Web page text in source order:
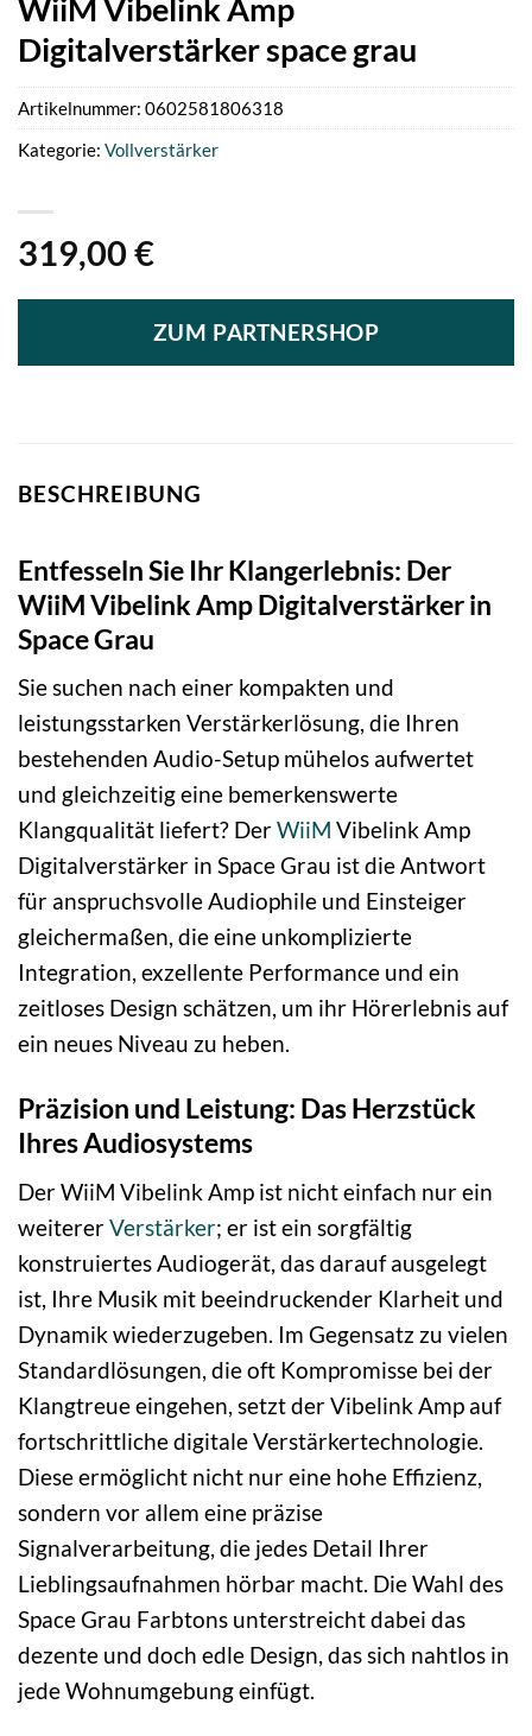
WiiM Vibelink Amp
Digitalverstärker space grau
319,00 €
ZUM PARTNERSHOP
Artikelnummer: 0602581806318
Kategorie: Vollverstärker
BESCHREIBUNG
Entfesseln Sie Ihr Klangerlebnis: Der
WiiM Vibelink Amp Digitalverstärker in
Space Grau
Sie suchen nach einer kompakten und
leistungsstarken Verstärkerlösung, die Ihren
bestehenden Audio-Setup mühelos aufwertet
und gleichzeitig eine bemerkenswerte
Klangqualität liefert? DerWiiM Vibelink Amp
Digitalverstärker in Space Grau ist die Antwort
für anspruchsvolle Audiophile und Einsteiger
gleichermaßen, die eine unkomplizierte
Integration, exzellente Performance und ein
zeitloses Design schätzen, um ihr Hörerlebnis auf
ein neues Niveau zu heben.
Präzision und Leistung: Das Herzstück
Ihres Audiosystems
Der WiiM Vibelink Amp ist nicht einfach nur ein
weitererVerstärker; er ist ein sorgfältig
konstruiertes Audiogerät, das darauf ausgelegt
ist, Ihre Musik mit beeindruckender Klarheit und
Dynamik wiederzugeben. Im Gegensatz zu vielen
Standardlösungen, die oft Kompromisse bei der
Klangtreue eingehen, setzt der Vibelink Amp auf
fortschrittliche digitale Verstärkertechnologie.
Diese ermöglicht nicht nur eine hohe Effizienz,
sondern vor allem eine präzise
Signalverarbeitung, die jedes Detail Ihrer
Lieblingsaufnahmen hörbar macht. Die Wahl des
Space Grau Farbtons unterstreicht dabei das
dezente und doch edle Design, das sich nahtlos in
jede Wohnumgebung einfügt.